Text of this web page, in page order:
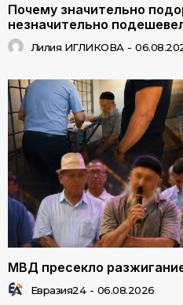
Почему значительно
незначительно
Лилия ИГЛИКОВА -
МВД пресекло
Евразия24 - 06.08.2026